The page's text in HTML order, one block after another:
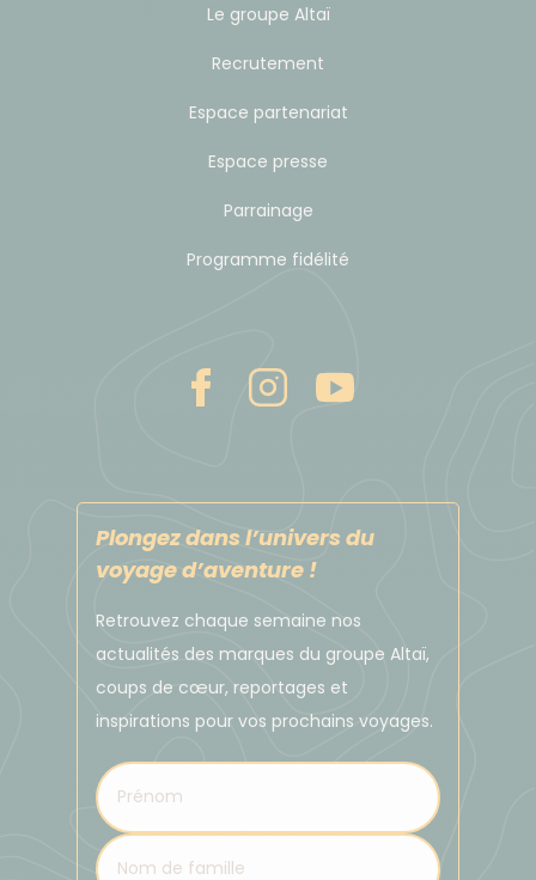
Le groupe Altaï
Recrutement
Espace partenariat
Espace presse
Parrainage
Programme fidélité
Plongez dans l’univers du
voyage d’aventure !
Retrouvez chaque semaine nos
actualités des marques du groupe Altaï,
coups de cœur, reportages et
inspirations pour vos prochains voyages.